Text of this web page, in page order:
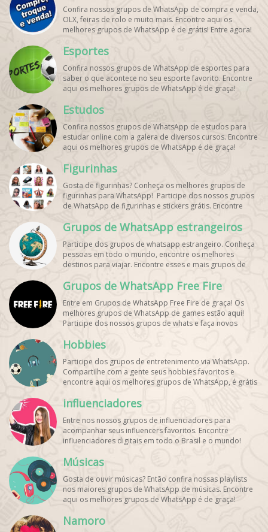
Confira nossos grupos de WhatsApp de compra e venda,
OLX, feiras de rolo e muito mais. Encontre aqui os
melhores grupos de WhatsApp é de grátis! Entre agora!
Esportes
Confira nossos grupos de WhatsApp de esportes para
saber o que acontece no seu esporte favorito. Encontre
aqui os melhores grupos de WhatsApp é de graça!
Estudos
Confira nossos grupos de WhatsApp de estudos para
estudar online com a galera de diversos cursos. Encontre
aqui os melhores grupos de WhatsApp é de graça!
Figurinhas
Gosta de figurinhas? Conheça os melhores grupos de
figurinhas para WhatsApp! Participe dos nossos grupos
de WhatsApp de figurinhas e stickers grátis. Encontre
perfil!
Grupos de WhatsApp estrangeiros
Participe dos grupos de whatsapp estrangeiro. Conheça
pessoas em todo o mundo, encontre os melhores
destinos para viajar. Encontre esses e mais grupos de
Grupos de WhatsApp Free Fire
Entre em Grupos de WhatsApp Free Fire de graça! Os
melhores grupos de WhatsApp de games estão aqui!
Participe dos nossos grupos de whats e faça novos
Hobbies
Participe dos grupos de entretenimento via WhatsApp.
Compartilhe com a gente seus hobbies favoritos e
encontre aqui os melhores grupos de WhatsApp, é grátis
influenciadores
Entre nos nossos grupos de influenciadores para
acompanhar seus influencers favoritos. Encontre
influenciadores digitais em todo o Brasil e o mundo!
Músicas
Gosta de ouvir músicas? Então confira nossas playlists
nos maiores grupos de WhatsApp de músicas. Encontre
aqui os melhores grupos de WhatsApp é de graça!
Namoro